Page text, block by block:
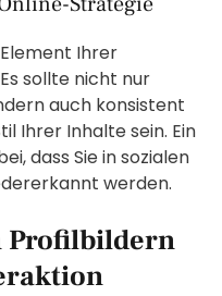
Ihrer
sollte nicht nur
auch konsistent
Ihrer Inhalte sein. Ein
dass Sie in sozialen
werden.
Profilbildern